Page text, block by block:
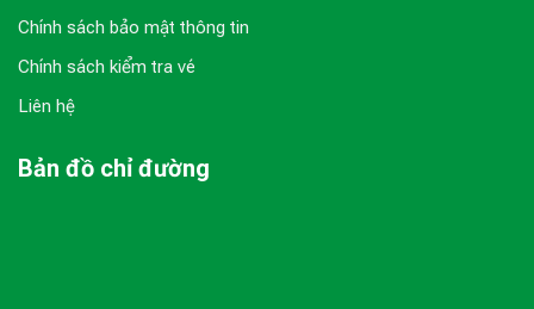
Chính sách bảo mật thông tin
Chính sách kiểm tra vé
Liên hệ
Bản đồ chỉ đường